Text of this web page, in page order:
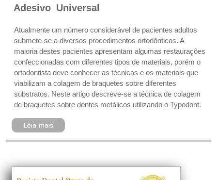
Adesivo Universal
Atualmente um número considerável de pacientes adultos
submete-se a diversos procedimentos ortodônticos. A
maioria destes pacientes apresentam algumas restaurações
confeccionadas com diferentes tipos de materiais, porém o
ortodontista deve conhecer as técnicas e os materiais que
viabilizam a colagem de braquetes sobre diferentes
substratos. Neste artigo descreve-se a técnica de colagem
de braquetes sobre dentes metálicos utilizando o Typodont.
Leia mais